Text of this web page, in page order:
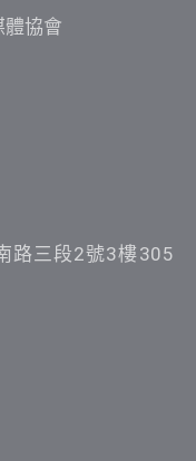
體協會
路三段2號3樓305